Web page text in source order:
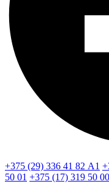
+375 (29) 336 41 82 А1
50 01 +375 (17) 319 50 00